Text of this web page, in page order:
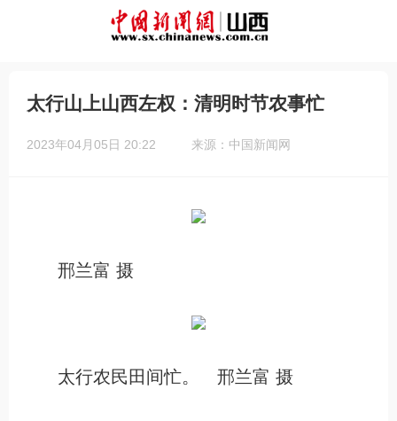
太行山上山西左权：清明时节农事忙
2023年04月05日 20:22 来源：中国新闻网
邢兰富 摄
太行农民田间忙。 邢兰富 摄